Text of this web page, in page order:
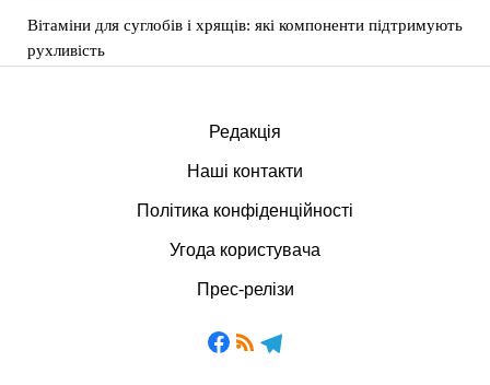
Вітаміни для суглобів і хрящів: які компоненти підтримують
рухливість
Редакція
Наші контакти
Політика конфіденційності
Угода користувача
Прес-релізи